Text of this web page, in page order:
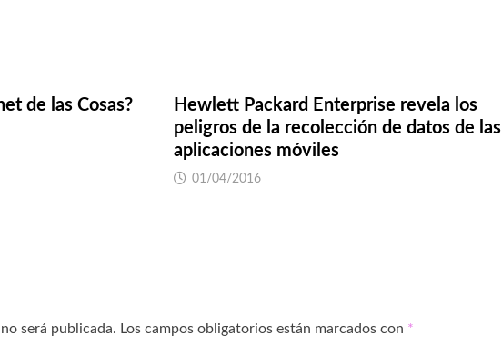
de las Cosas?
Hewlett Packard Enterprise revela los
peligros de la recolección de datos de las
aplicaciones móviles
01/04/2016
será publicada. Los campos obligatorios están marcados con *